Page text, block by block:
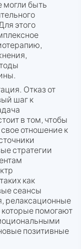
могли быть
этого
Отказ от
шаг к
в том, чтобы
отношение к
стратегии
как
сеансы
релаксационные
помогают
позитивные